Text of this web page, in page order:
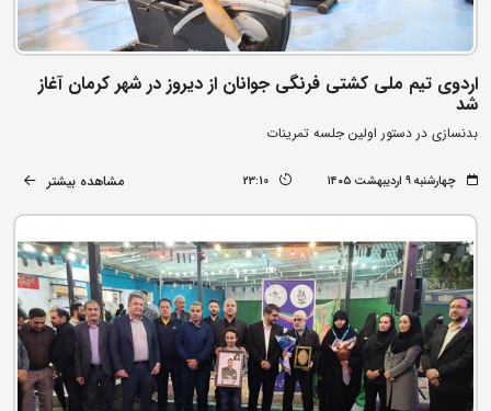
اردوی تیم ملی کشتی فرنگی جوانان از دیروز در شهر کرمان آغاز
شد
بدنسازی در دستور اولین جلسه تمرینات
چهارشنبه ۹ اردیبهشت ۱۴۰۵ 23:10 مشاهده بیشتر